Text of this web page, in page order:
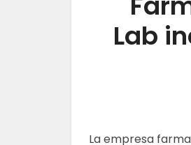
Lab
La empresa